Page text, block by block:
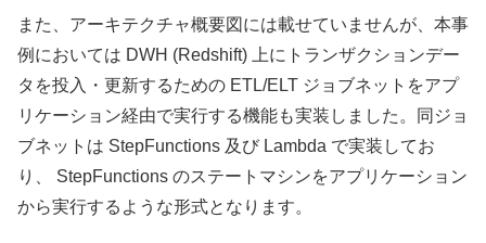
また、アーキテクチャ概要図には載せていませんが、本事
例においては DWH (Redshift) 上にトランザクションデー
タを投入・更新するための ETL/ELT ジョブネットをアプ
リケーション経由で実行する機能も実装しました。同ジョ
ブネットは StepFunctions 及び Lambda で実装してお
り、 StepFunctions のステートマシンをアプリケーション
から実行するような形式となります。